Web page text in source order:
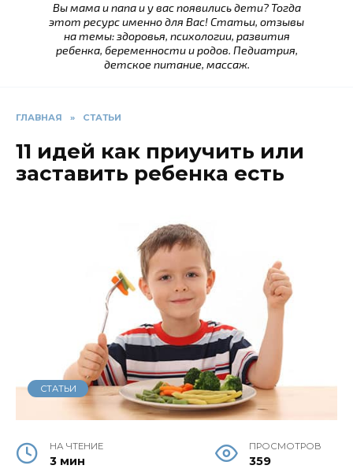
Вы мама и папа и у вас появились дети? Тогда
этот ресурс именно для Вас! Статьи, отзывы
на темы: здоровья, психологии, развития
ребенка, беременности и родов. Педиатрия,
детское питание, массаж.
ГЛАВНАЯ » СТАТЬИ
11 идей как приучить или
заставить ребенка есть
СТАТЬИ
НА ЧТЕНИЕ
3 мин
ПРОСМОТРОВ
359